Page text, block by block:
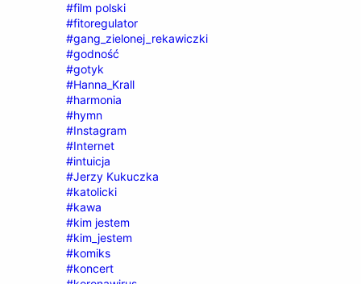
#film polski
#fitoregulator
#gang_zielonej_rekawiczki
#godność
#gotyk
#Hanna_Krall
#harmonia
#hymn
#Instagram
#Internet
#intuicja
#Jerzy Kukuczka
#katolicki
#kawa
#kim jestem
#kim_jestem
#komiks
#koncert